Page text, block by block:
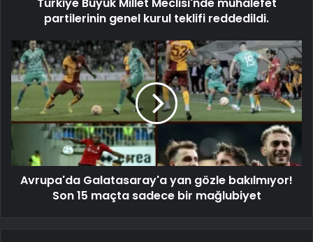
partilerinin genel kurul teklifi reddedildi.
Avrupa'da Galatasaray'a yan gözle bakılmıyor!
Son 15 maçta sadece bir mağlubiyet